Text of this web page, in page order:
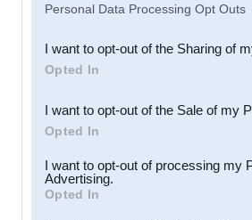
Downstream Participants
third parties.
Personal Data Processing Opt Outs
I want to opt-out of the Sharing of
Opted In
I want to opt-out of the Sale of my
Opted In
I want to opt-out of processing my
Advertising.
Opted In